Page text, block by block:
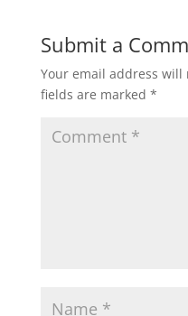
Submit a
Your email address
fields are marked *